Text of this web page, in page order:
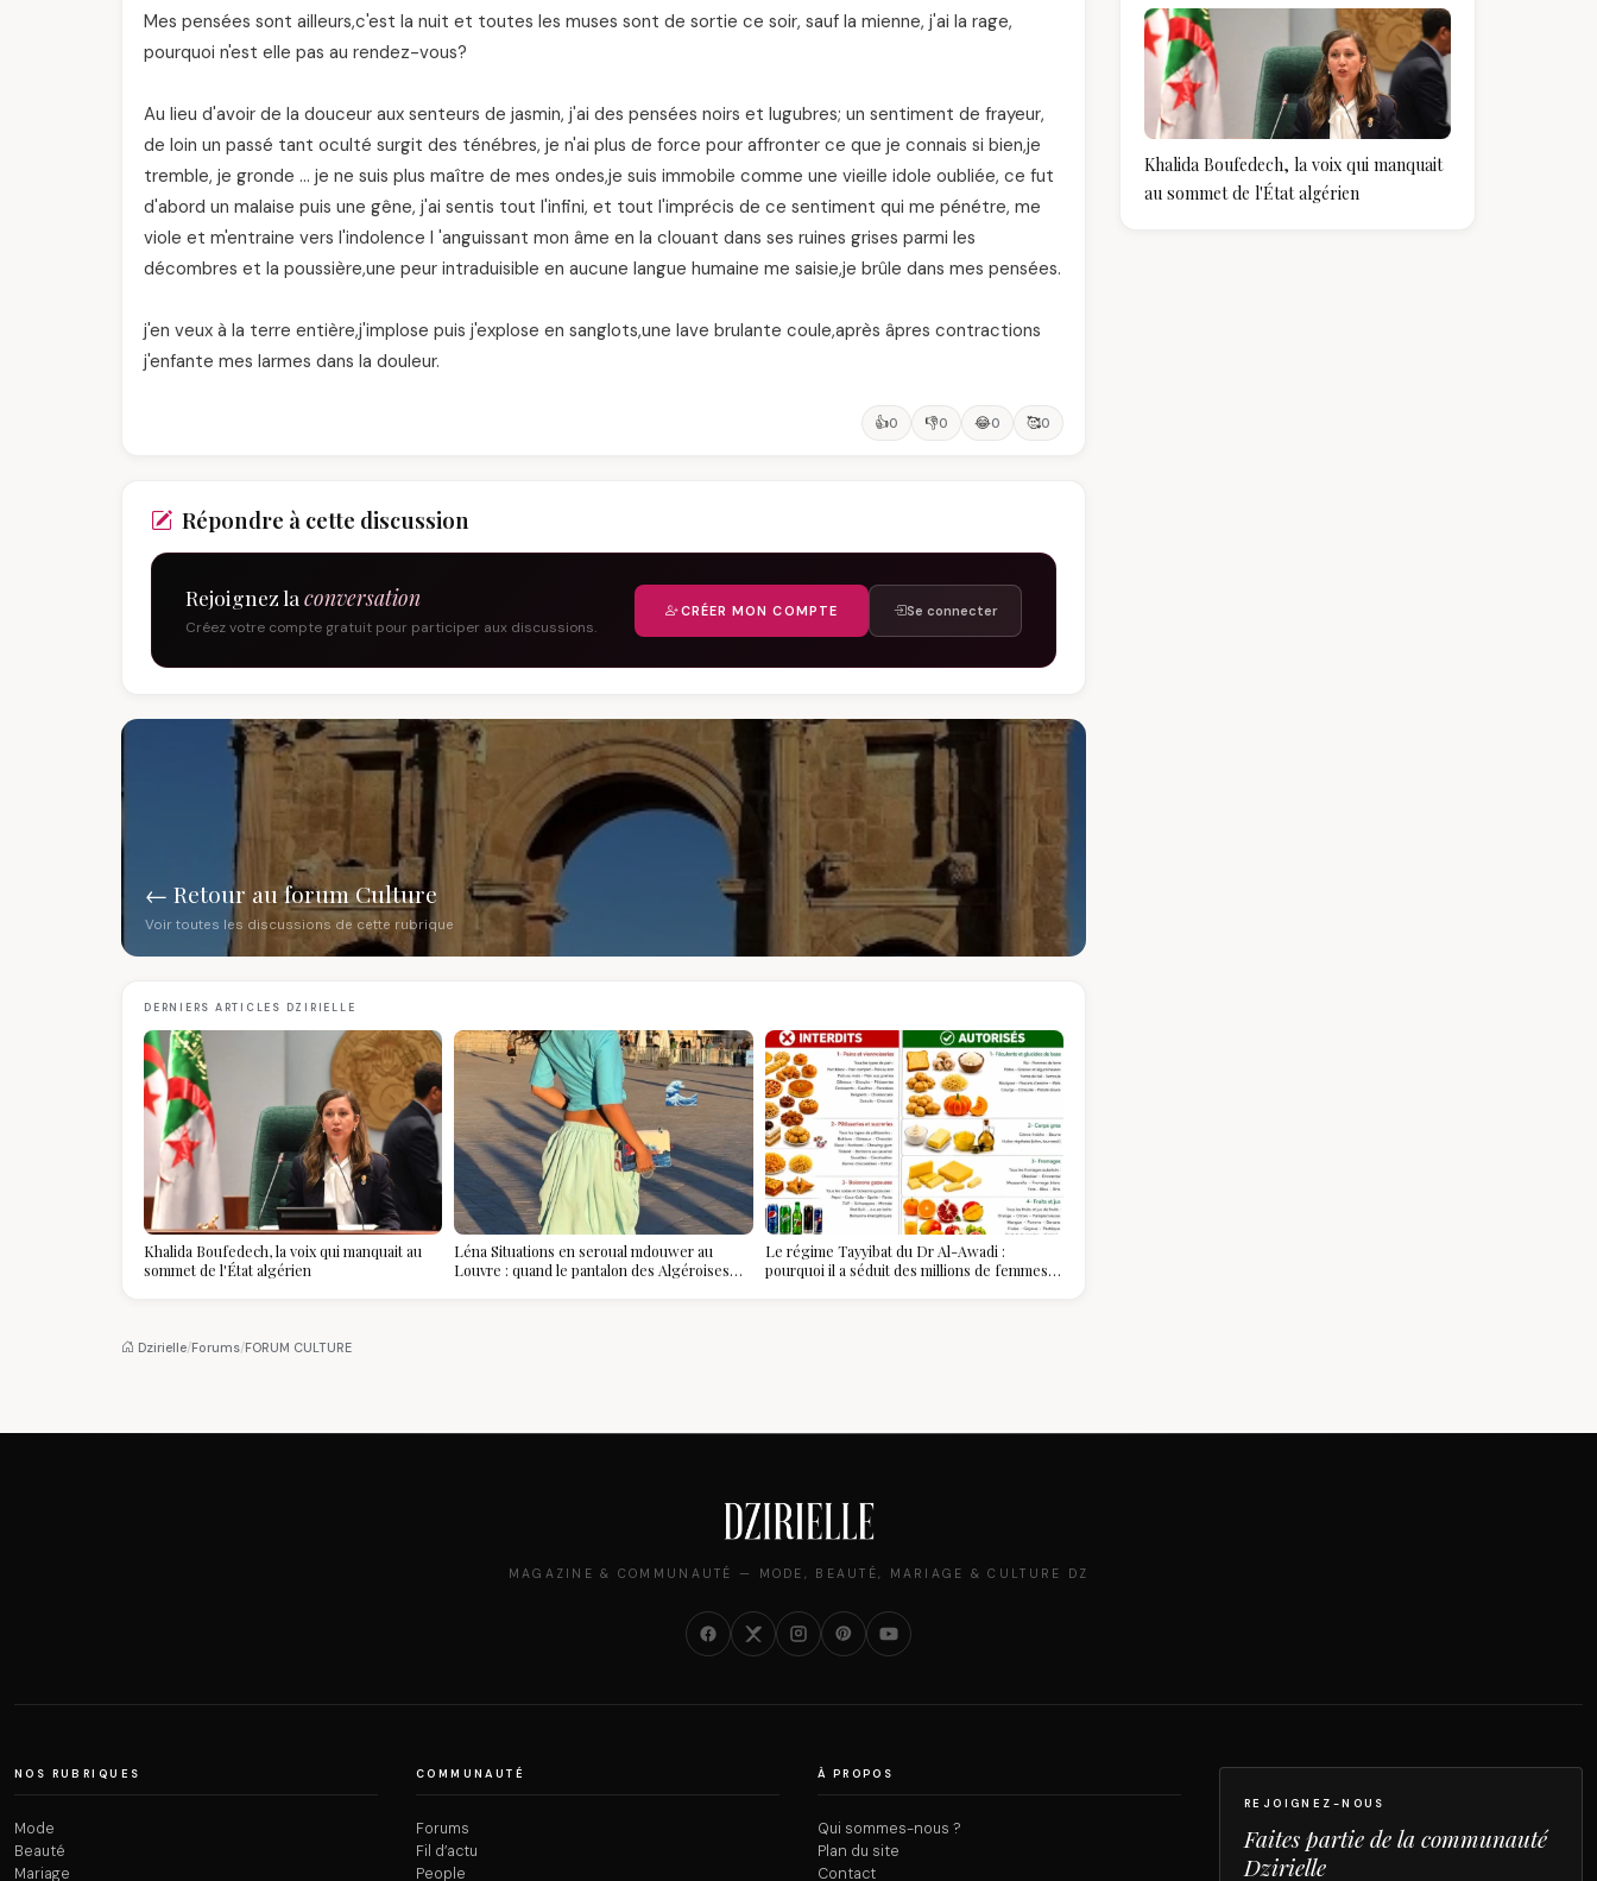
Mes pensées sont ailleurs,c'est la nuit et toutes les muses sont de sortie ce soir, sauf la mienne, j'ai la rage,
pourquoi n'est elle pas au rendez-vous?
Au lieu d'avoir de la douceur aux senteurs de jasmin, j'ai des pensées noirs et lugubres; un sentiment de frayeur,
de loin un passé tant oculté surgit des ténébres, je n'ai plus de force pour affronter ce que je connais si bien,je
tremble, je gronde … je ne suis plus maître de mes ondes,je suis immobile comme une vieille idole oubliée, ce fut
d'abord un malaise puis une gêne, j'ai sentis tout l'infini, et tout l'imprécis de ce sentiment qui me pénétre, me
viole et m'entraine vers l'indolence l 'anguissant mon âme en la clouant dans ses ruines grises parmi les
décombres et la poussière,une peur intraduisible en aucune langue humaine me saisie,je brûle dans mes pensées.
j'en veux à la terre entière,j'implose puis j'explose en sanglots,une lave brulante coule,après âpres contractions
j'enfante mes larmes dans la douleur.
👍0 👎0 😂0 🥰0
Répondre à cette discussion
Rejoignez la conversation
Créez votre compte gratuit pour participer aux discussions.
CRÉER MON COMPTE Se connecter
← Retour au forum Culture
Voir toutes les discussions de cette rubrique
DERNIERS ARTICLES DZIRIELLE
Khalida Boufedech, la voix qui manquait au
sommet de l'État algérien
Léna Situations en seroual mdouwer au
Louvre : quand le pantalon des Algéroises
Le régime Tayyibat du Dr Al-Awadi :
pourquoi il a séduit des millions de femmes
Dzirielle/Forums/FORUM CULTURE
Khalida Boufedech, la voix qui manquait
au sommet de l'État algérien
MAGAZINE & COMMUNAUTÉ — MODE, BEAUTÉ, MARIAGE & CULTURE DZ
NOS RUBRIQUES
Mode
Beauté
Mariage
COMMUNAUTÉ
Forums
Fil d’actu
People
À PROPOS
Qui sommes-nous ?
Plan du site
Contact
REJOIGNEZ-NOUS
Faites partie de la communauté
Dzirielle